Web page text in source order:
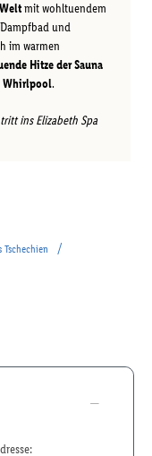
mit wohltuendem
und
im warmen
Hitze der Sauna
Whirlpool.
ins Elizabeth Spa
Tschechien
/